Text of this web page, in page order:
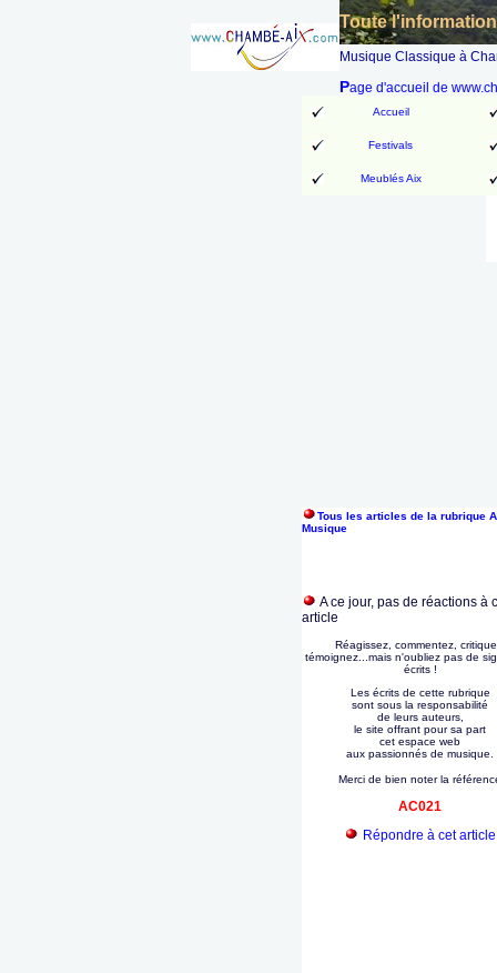
Toute
Musique Classique à
Page d'accueil de
Accueil
Festivals
Meublés Aix
Tous les articles de la rubrique
Musique
A ce jour, pas de réactions à
article
Réagissez, commentez,
témoignez...mais n'oubliez pas de
écrits !
Les écrits de cette rubrique
sont sous la responsabilité
de leurs auteurs,
le site offrant pour sa part
cet espace web
aux passionnés de musique.
Merci de bien noter la
AC021
Répondre à cet article